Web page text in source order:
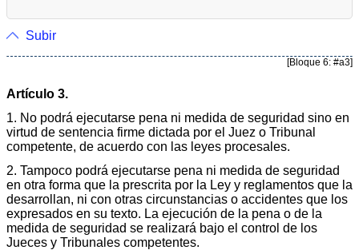
Subir
[Bloque 6: #a3]
Artículo 3.
1. No podrá ejecutarse pena ni medida de seguridad sino en
virtud de sentencia firme dictada por el Juez o Tribunal
competente, de acuerdo con las leyes procesales.
2. Tampoco podrá ejecutarse pena ni medida de seguridad
en otra forma que la prescrita por la Ley y reglamentos que la
desarrollan, ni con otras circunstancias o accidentes que los
expresados en su texto. La ejecución de la pena o de la
medida de seguridad se realizará bajo el control de los
Jueces y Tribunales competentes.